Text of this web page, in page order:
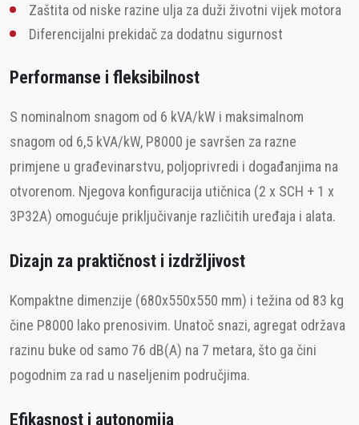
Zaštita od niske razine ulja za duži životni vijek motora
Diferencijalni prekidač za dodatnu sigurnost
Performanse i fleksibilnost
S nominalnom snagom od 6 kVA/kW i maksimalnom
snagom od 6,5 kVA/kW, P8000 je savršen za razne
primjene u građevinarstvu, poljoprivredi i događanjima na
otvorenom. Njegova konfiguracija utičnica (2 x SCH + 1 x
3P32A) omogućuje priključivanje različitih uređaja i alata.
Dizajn za praktičnost i izdržljivost
Kompaktne dimenzije (680x550x550 mm) i težina od 83 kg
čine P8000 lako prenosivim. Unatoč snazi, agregat održava
razinu buke od samo 76 dB(A) na 7 metara, što ga čini
pogodnim za rad u naseljenim područjima.
Efikasnost i autonomija